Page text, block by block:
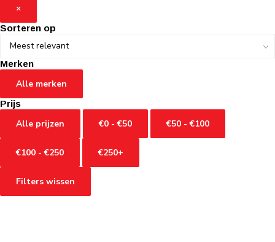
×
Sorteren op
Merken
Alle merken
Prijs
Alle prijzen €0 - €50 €50 - €100
€100 - €250 €250+
Filters wissen